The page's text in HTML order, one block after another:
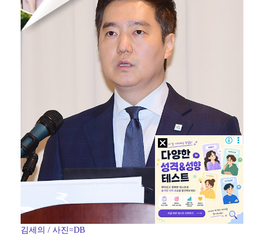
[ST포토] 박현경, 멀리가자
[ST포토] 전예성, 벌써 덥네
김세의 / 사진=DB